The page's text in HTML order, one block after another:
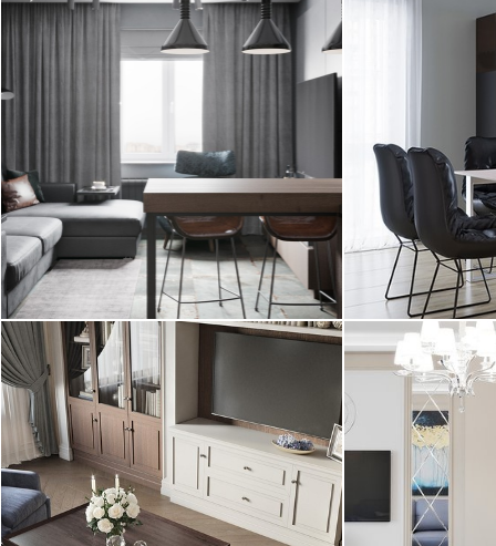
ЖК «Богемия», выполненный в
стиле лофт (loft). Над ...
квартира, 60 м 2
Лофт, современный стиль
Дизайн
выполнена
квартира, 172
Современный
Дизайн двухкомнатной квартиры в
ЖК «Русский Дом» выполнен с
современном классическом ...
Дизайн
"Времена
выполненный